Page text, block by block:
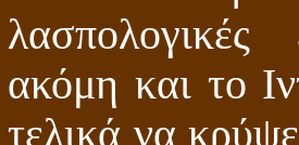
ακόμη και το
τελικά να